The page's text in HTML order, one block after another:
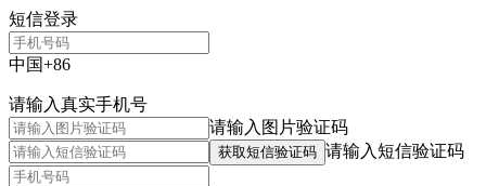
短信登录
中国+86
请输入真实手机号
请输入图片验证码
获取短信验证码 请输入短信验证码